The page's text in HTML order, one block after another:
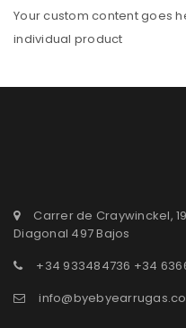
Your custom content goes
individual product
Carrer de Craywinckel,
Diagonal 497 Bajos
+34 933484736 +34